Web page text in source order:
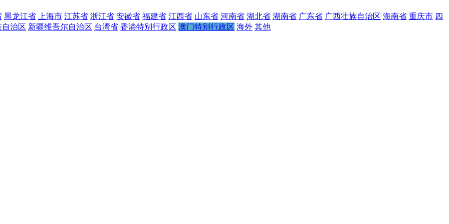
黑龙江省 上海市 江苏省 浙江省 安徽省 福建省 江西省 山东省 河南省 湖北省 湖南省 广东省 广西壮族自治区 海南省 重庆市 四
治区 新疆维吾尔自治区 台湾省 香港特别行政区 澳门特别行政区 海外 其他